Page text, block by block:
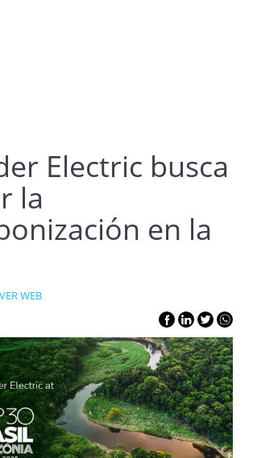
Electric busca
la
en la
VER WEB